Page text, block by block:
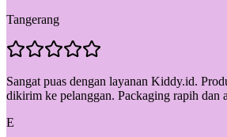
Tangerang
Sangat puas dengan layanan Kiddy.id.
dikirim ke pelanggan. Packaging rapih dan
E